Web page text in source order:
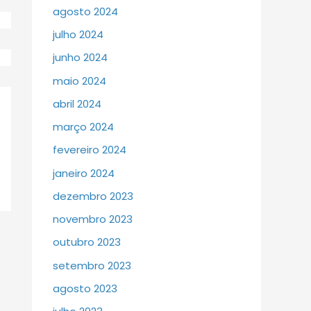
agosto 2024
julho 2024
junho 2024
maio 2024
abril 2024
março 2024
fevereiro 2024
janeiro 2024
dezembro 2023
novembro 2023
outubro 2023
setembro 2023
agosto 2023